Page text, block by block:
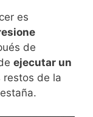
es
de
ejecutar un
restos de la